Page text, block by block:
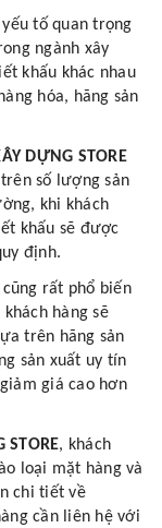
tố quan trọng
ngành xây
khấu khác nhau
hóa, hãng sản
DỰNG STORE
số lượng sản
khi khách
khấu sẽ được
định.
rất phổ biến
hàng sẽ
trên hãng sản
sản xuất uy tín
giá cao hơn
STORE, khách
loại mặt hàng và
chi tiết về
cần liên hệ với